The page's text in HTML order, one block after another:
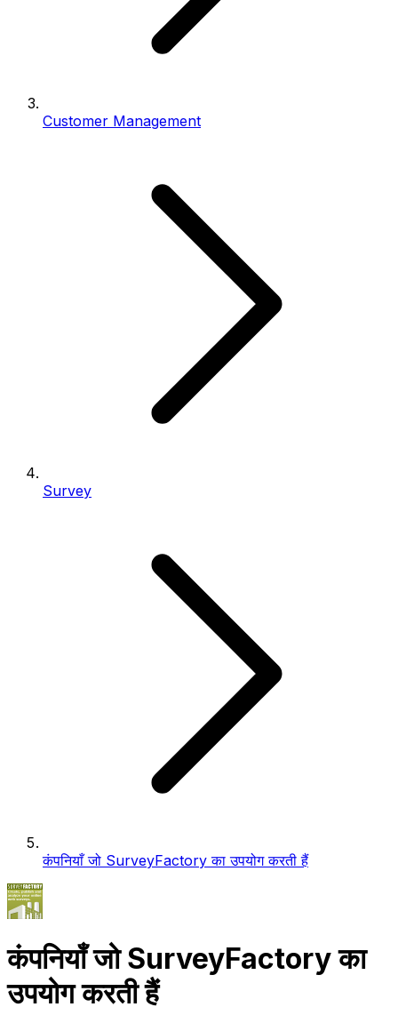
Customer Management
Survey
कंपनियाँ जो SurveyFactory का उपयोग करती हैं
कंपनियाँ जो SurveyFactory का
उपयोग करती हैं